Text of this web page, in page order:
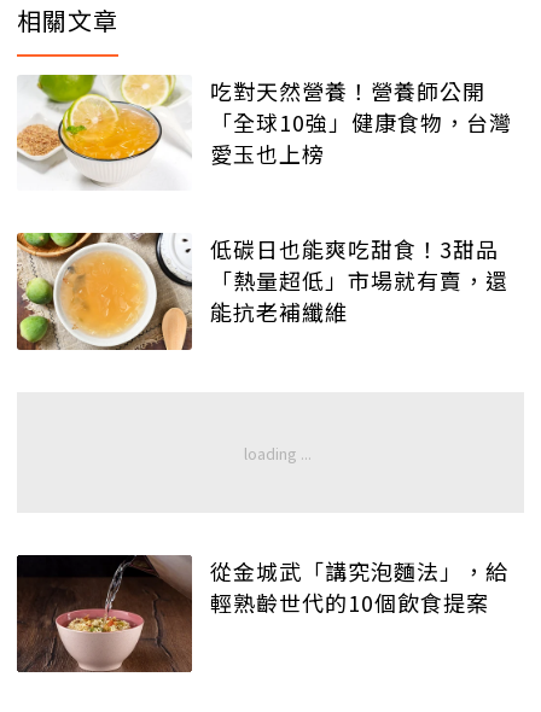
相關文章
吃對天然營養！營養師公開
「全球10強」健康食物，台灣
愛玉也上榜
低碳日也能爽吃甜食！3甜品
「熱量超低」市場就有賣，還
能抗老補纖維
從金城武「講究泡麵法」，給
輕熟齡世代的10個飲食提案